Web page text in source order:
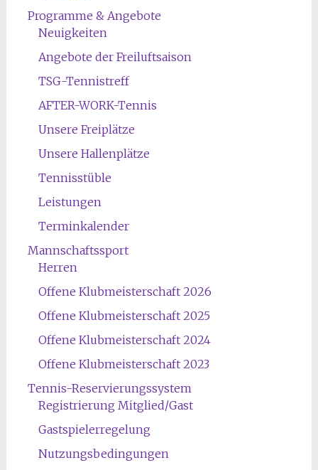
Programme & Angebote
Neuigkeiten
Angebote der Freiluftsaison
TSG-Tennistreff
AFTER-WORK-Tennis
Unsere Freiplätze
Unsere Hallenplätze
Tennisstüble
Leistungen
Terminkalender
Mannschaftssport
Herren
Offene Klubmeisterschaft 2026
Offene Klubmeisterschaft 2025
Offene Klubmeisterschaft 2024
Offene Klubmeisterschaft 2023
Tennis-Reservierungssystem
Registrierung Mitglied/Gast
Gastspielerregelung
Nutzungsbedingungen